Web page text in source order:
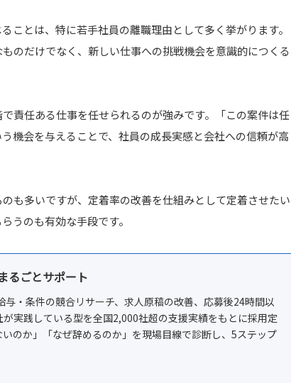
ことは、特に若手社員の離職理由として多く挙がります。
のだけでなく、新しい仕事への挑戦機会を意識的につくる
責任ある仕事を任せられるのが強みです。「この案件は任
機会を与えることで、社員の成長実感と会社への信頼が高
も多いですが、定着率の改善を仕組みとして定着させたい
うのも有効な手段です。
るごとサポート
・条件の競合リサーチ、求人原稿の改善、応募後24時間以
実践している型を全国2,000社超の支援実績をもとに採用定
のか」「なぜ辞めるのか」を現場目線で診断し、5ステップ